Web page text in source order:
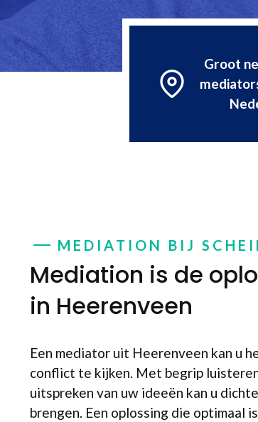
Groot
MEDIATION BIJ
Mediation is de
in Heerenveen
Een mediator uit Heerenveen kan u
conflict te kijken. Met begrip
uitspreken van uw ideeën kan u
brengen. Een oplossing die optimaal